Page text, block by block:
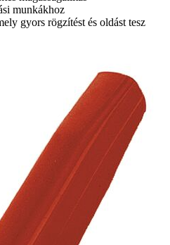
munkákhoz
gyors rögzítést és oldást tesz